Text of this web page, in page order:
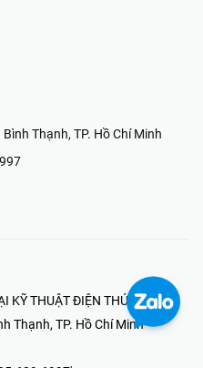
Thạnh, TP. Hồ Chí Minh
KỸ THUẬT ĐIỆN THÚY NHI
Thạnh, TP. Hồ Chí Minh